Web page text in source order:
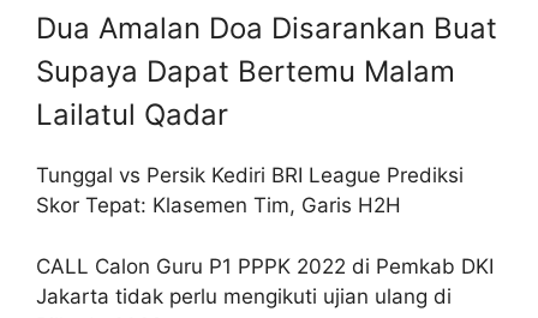
Dua Amalan Doa Disarankan Buat
Supaya Dapat Bertemu Malam
Lailatul Qadar
Tunggal vs Persik Kediri BRI League Prediksi
Skor Tepat: Klasemen Tim, Garis H2H
CALL Calon Guru P1 PPPK 2022 di Pemkab DKI
Jakarta tidak perlu mengikuti ujian ulang di